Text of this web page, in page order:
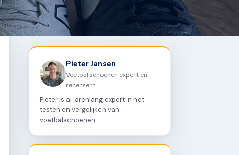
Pieter Jansen
Voetbal schoenen expert en
recensent
Pieter is al jarenlang expert in het
testen en vergelijken van
voetbalschoenen.